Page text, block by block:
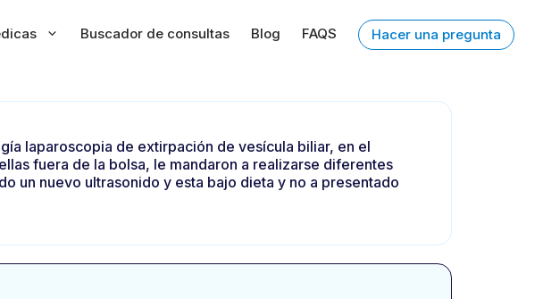
Buscador de consultas Blog FAQS Hacer una pregunta
laparoscopia de extirpación de vesícula biliar, en el
fuera de la bolsa, le mandaron a realizarse diferentes
un nuevo ultrasonido y esta bajo dieta y no a presentado